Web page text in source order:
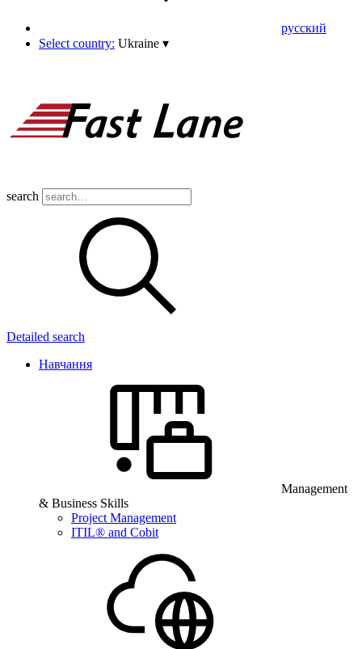
pусский
Select country: Ukraine ▾
search
Detailed search
Навчання
Management
& Business Skills
Project Management
ITIL® and Cobit